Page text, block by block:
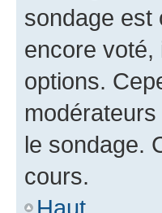
sondage est
encore voté,
options.
le sondage.
cours.
Haut